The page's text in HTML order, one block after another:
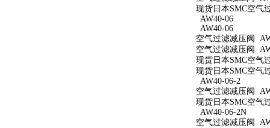
现货日本SMC空气
AW40-06
AW40-06
空气过滤减压阀
空气过滤减压阀
现货日本SMC空气
现货日本SMC空气
AW40-06-2
空气过滤减压阀
现货日本SMC空气
AW40-06-2N
空气过滤减压阀